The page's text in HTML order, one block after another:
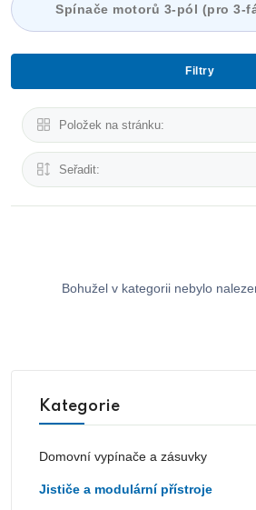
Spínače motorů 3-pól (pro 3-
Filtry
Položek na stránku:
Seřadit:
Bohužel v kategorii nebylo
Kategorie
Domovní vypínače a zásuvky
Jističe a modulární přístroje